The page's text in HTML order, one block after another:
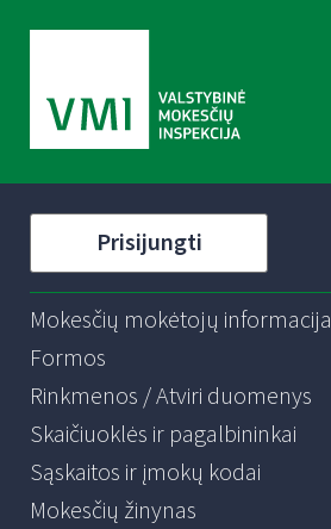
Prisijungti
Mokesčių mokėtojų informacija
Formos
Rinkmenos / Atviri duomenys
Skaičiuoklės ir pagalbininkai
Sąskaitos ir įmokų kodai
Mokesčių žinynas